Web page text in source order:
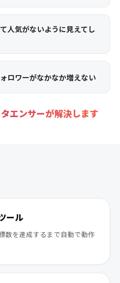
人気がないように見えてし
ロワーがなかなか増えない
エンサーが解決します
ール
数を達成するまで自動で動作